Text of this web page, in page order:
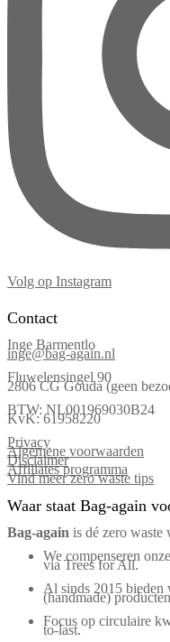
Volg op Instagram
Contact
Inge Barmentlo
inge@bag-again.nl
Fluwelensingel 90
2806 CG Gouda (geen
BTW: NL001969030B24
KvK: 61958220
Privacy
Algemene voorwaarden
Disclaimer
Affiliates programma
Vind meer zero waste tips
Waar staat Bag-again
Bag‑again is dé zero waste
We compenseren
via Trees for All.
Al sinds 2015 bieden
(handmade)
Focus op circulaire
to-last.